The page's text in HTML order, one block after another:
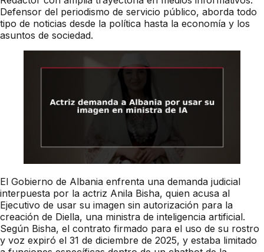
Defensor del periodismo de servicio público, aborda todo
tipo de noticias desde la política hasta la economía y los
asuntos de sociedad.
El Gobierno de Albania enfrenta una demanda judicial
interpuesta por la actriz Anila Bisha, quien acusa al
Ejecutivo de usar su imagen sin autorización para la
creación de Diella, una ministra de inteligencia artificial.
Según Bisha, el contrato firmado para el uso de su rostro
y voz expiró el 31 de diciembre de 2025, y estaba limitado